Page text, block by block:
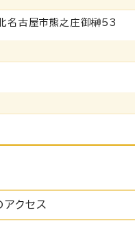
古屋市熊之庄御榊53
クセス